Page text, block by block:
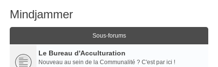
Mindjammer
Sous-forums
Le Bureau d'Acculturation
Nouveau au sein de la Communalité ? C'est par ici !